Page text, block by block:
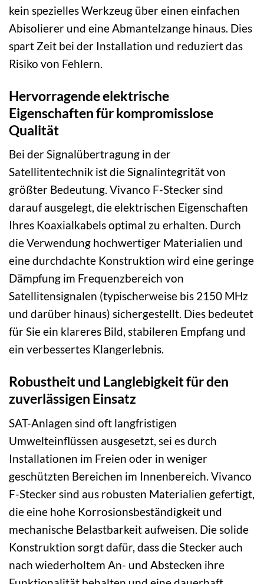
kein spezielles Werkzeug über einen einfachen
Abisolierer und eine Abmantelzange hinaus. Dies
spart Zeit bei der Installation und reduziert das
Risiko von Fehlern.
Hervorragende elektrische
Eigenschaften für kompromisslose
Qualität
Bei der Signalübertragung in der
Satellitentechnik ist die Signalintegrität von
größter Bedeutung. Vivanco F-Stecker sind
darauf ausgelegt, die elektrischen Eigenschaften
Ihres Koaxialkabels optimal zu erhalten. Durch
die Verwendung hochwertiger Materialien und
eine durchdachte Konstruktion wird eine geringe
Dämpfung im Frequenzbereich von
Satellitensignalen (typischerweise bis 2150 MHz
und darüber hinaus) sichergestellt. Dies bedeutet
für Sie ein klareres Bild, stabileren Empfang und
ein verbessertes Klangerlebnis.
Robustheit und Langlebigkeit für den
zuverlässigen Einsatz
SAT-Anlagen sind oft langfristigen
Umwelteinflüssen ausgesetzt, sei es durch
Installationen im Freien oder in weniger
geschützten Bereichen im Innenbereich. Vivanco
F-Stecker sind aus robusten Materialien gefertigt,
die eine hohe Korrosionsbeständigkeit und
mechanische Belastbarkeit aufweisen. Die solide
Konstruktion sorgt dafür, dass die Stecker auch
nach wiederholtem An- und Abstecken ihre